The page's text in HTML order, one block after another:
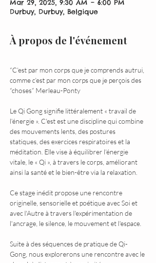
Mar 29, 2025, 9:30 AM – 6:00 PM
Durbuy, Durbuy, Belgique
À propos de l'événement
“C’est par mon corps que je comprends autrui,
comme c’est par mon corps que je perçois des
“choses” Merleau-Ponty
Le Qi Gong signifie littéralement « travail de
l’énergie ». C'est est une discipline qui combine
des mouvements lents, des postures
statiques, des exercices respiratoires et la
méditation. Elle vise à équilibrer l’énergie
vitale, le « Qi », à travers le corps, améliorant
ainsi la santé et le bien-être via la relaxation.
Ce stage inédit propose une rencontre
originelle, sensorielle et poétique avec Soi et
avec l'Autre à travers l'expérimentation de
l'ancrage, le silence, le mouvement et l'espace.
Suite à des séquences de pratique de Qi-
Gong, nous explorerons une rencontre avec le